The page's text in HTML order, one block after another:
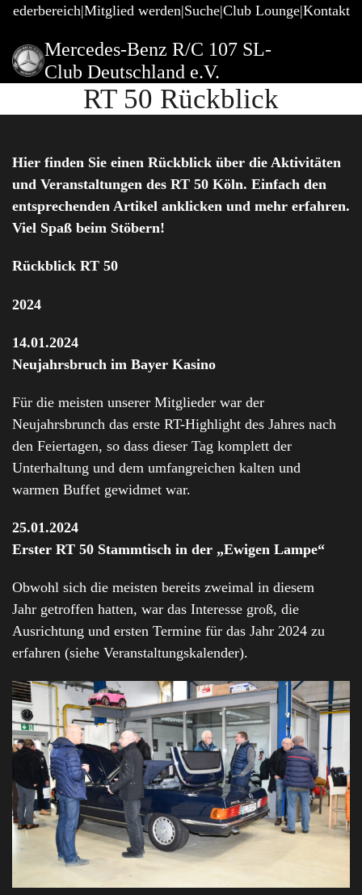
Mitglied werden Suche Club Lounge Kontakt
Mercedes-Benz R/C 107 SL-
Club Deutschland e.V.
RT 50 Rückblick
Hier finden Sie einen Rückblick über die Aktivitäten
und Veranstaltungen des RT 50 Köln. Einfach den
entsprechenden Artikel anklicken und mehr erfahren.
Viel Spaß beim Stöbern!
Rückblick RT 50
2024
14.01.2024
Neujahrsbruch im Bayer Kasino
Für die meisten unserer Mitglieder war der
Neujahrsbrunch das erste RT-Highlight des Jahres nach
den Feiertagen, so dass dieser Tag komplett der
Unterhaltung und dem umfangreichen kalten und
warmen Buffet gewidmet war.
25.01.2024
Erster RT 50 Stammtisch in der „Ewigen Lampe“
Obwohl sich die meisten bereits zweimal in diesem
Jahr getroffen hatten, war das Interesse groß, die
Ausrichtung und ersten Termine für das Jahr 2024 zu
erfahren (siehe Veranstaltungskalender).